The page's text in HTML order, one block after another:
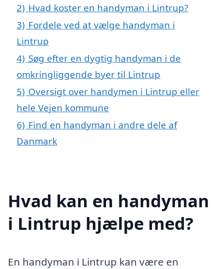
2) Hvad koster en handyman i Lintrup?
3) Fordele ved at vælge handyman i
Lintrup
4) Søg efter en dygtig handyman i de
omkringliggende byer til Lintrup
5) Oversigt over handymen i Lintrup eller
hele Vejen kommune
6) Find en handyman i andre dele af
Danmark
Hvad kan en handyman
i Lintrup hjælpe med?
En handyman i Lintrup kan være en